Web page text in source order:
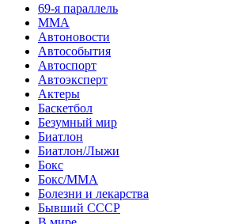
69-я параллель
MMA
Автоновости
Автособытия
Автоспорт
Автоэксперт
Актеры
Баскетбол
Безумный мир
Биатлон
Биатлон/Лыжи
Бокс
Бокс/MMA
Болезни и лекарства
Бывший СССР